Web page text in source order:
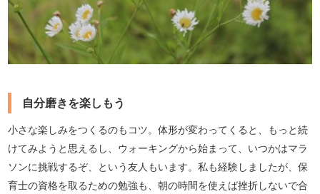
自分磨きを楽しもう
小さな楽しみをつくるのもコツ。体形が変わってくると、もっと続
けてみようと思えるし、ウォーキングから始まって、いつかはマラ
ソンに挑戦するぞ、という友人もいます。私も経験しましたが、保
育士の資格を取るための勉強も、朝の時間を使えば挫折しないで合